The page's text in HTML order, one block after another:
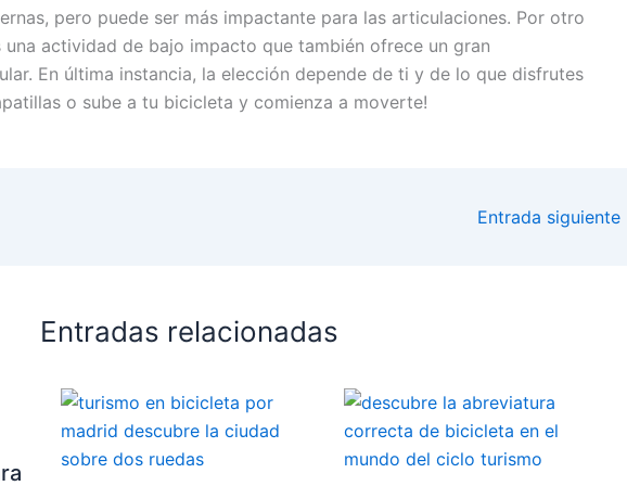
pero puede ser más impactante para las articulaciones. Por otro
actividad de bajo impacto que también ofrece un gran
En última instancia, la elección depende de ti y de lo que disfrutes
o sube a tu bicicleta y comienza a moverte!
Entrada siguiente
Entradas relacionadas